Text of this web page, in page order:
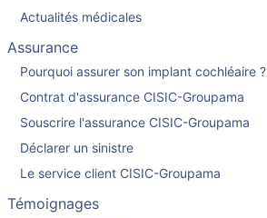
Actualités médicales
Assurance
Pourquoi assurer son implant cochléaire ?
Contrat d'assurance CISIC-Groupama
Souscrire l'assurance CISIC-Groupama
Déclarer un sinistre
Le service client CISIC-Groupama
Témoignages